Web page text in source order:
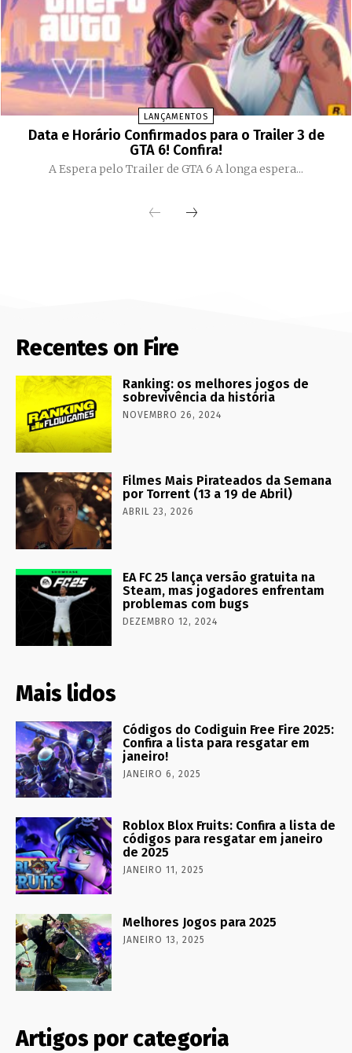
LANÇAMENTOS
Data e Horário Confirmados para o Trailer 3 de
GTA 6! Confira!
A Espera pelo Trailer de GTA 6 A longa espera...
Recentes on Fire
Ranking: os melhores jogos de
sobrevivência da história
NOVEMBRO 26, 2024
Filmes Mais Pirateados da Semana
por Torrent (13 a 19 de Abril)
ABRIL 23, 2026
EA FC 25 lança versão gratuita na
Steam, mas jogadores enfrentam
problemas com bugs
DEZEMBRO 12, 2024
Mais lidos
Códigos do Codiguin Free Fire 2025:
Confira a lista para resgatar em
janeiro!
JANEIRO 6, 2025
Roblox Blox Fruits: Confira a lista de
códigos para resgatar em janeiro
de 2025
JANEIRO 11, 2025
Melhores Jogos para 2025
JANEIRO 13, 2025
Artigos por categoria